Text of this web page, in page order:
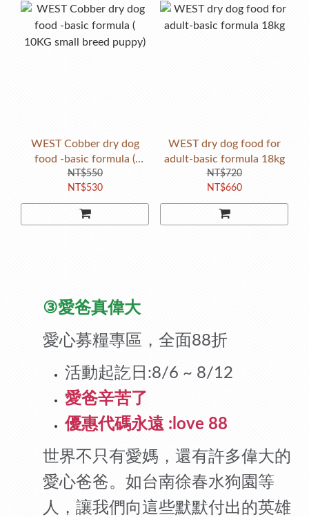
WEST Cobber dry dog
food -basic formula (
10KG small breed puppy)
NT$550
NT$530
WEST dry dog food for
adult-basic formula 18kg
NT$720
NT$660
③愛爸真偉大
愛心募糧專區，全面88折
活動起訖日 :8/6 ~ 8/12
愛爸辛苦了
優惠代碼永遠 :love 88
世界不只有愛媽，還有許多偉大的
愛心爸爸。如台南徐春水狗園等
人，讓我們向這些默默付出的英雄